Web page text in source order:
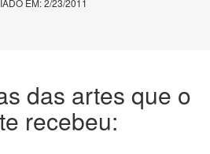
EM: 2/23/2011
das artes que o
recebeu: